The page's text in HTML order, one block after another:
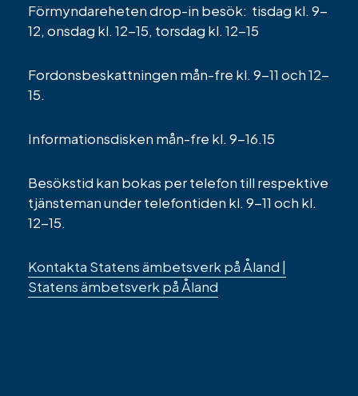
Förmyndareheten drop-in besök: tisdag kl. 9-
12, onsdag kl. 12-15, torsdag kl. 12-15
Fordonsbeskattningen mån-fre kl. 9-11 och 12-
15.
Informationsdisken mån-fre kl. 9-16.15
Besökstid kan bokas per telefon till respektive
tjänsteman under telefontiden kl. 9-11 och kl.
12-15.
Kontakta Statens ämbetsverk på Åland |
Statens ämbetsverk på Åland